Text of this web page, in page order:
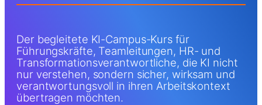
Der begleitete KI-Campus-Kurs für
Führungskräfte, Teamleitungen, HR- und
Transformationsverantwortliche, die KI nicht
nur verstehen, sondern sicher, wirksam und
verantwortungsvoll in ihren Arbeitskontext
übertragen möchten.